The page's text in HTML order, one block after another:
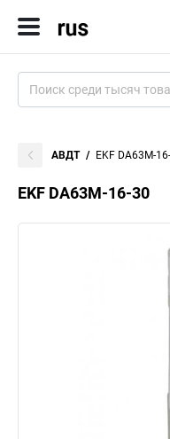
АВДТ EKF DA63M-
EKF DA63M-16-30